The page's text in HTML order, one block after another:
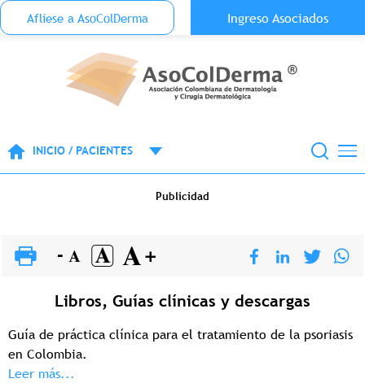
Pasar al contenido principal
Menu Top Anónimo
Aflíese a AsoColDerma Ingreso Asociados
INICIO / PACIENTES
Publicidad
Libros, Guías clínicas y descargas
Guía de práctica clínica para el tratamiento de la psoriasis
en Colombia.
Leer más...